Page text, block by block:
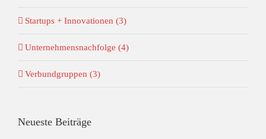
Startups + Innovationen (3)
Unternehmensnachfolge (4)
Verbundgruppen (3)
Neueste Beiträge